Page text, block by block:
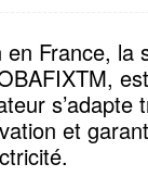
France, la
s’adapte
et